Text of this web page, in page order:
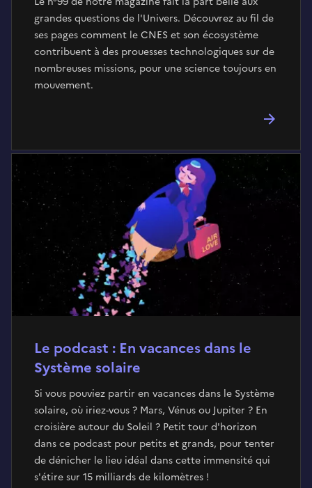
grandes questions de l'Univers. Découvrez au fil de
ses pages comment le CNES et son écosystème
contribuent à des prouesses technologiques sur de
nombreuses missions, pour une science toujours en
mouvement.
Le podcast : En vacances dans le
Système solaire
Si vous pouviez partir en vacances dans le Système
solaire, où iriez-vous ? Mars, Vénus ou Jupiter ? En
croisière autour du Soleil ? Petit tour d'horizon
dans ce podcast pour petits et grands, pour tenter
de dénicher le lieu idéal dans cette immensité qui
s'étire sur 15 milliards de kilomètres !